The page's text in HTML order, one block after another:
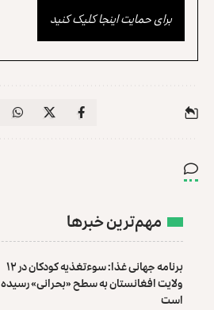
برای حمایت اینجا کلیک کنید
مهم‌ترین خبرها
برنامه جهانی غذا: سوءتغذیه کودکان در ۱۲
ولایت افغانستان به سطح «بحرانی» رسیده
است